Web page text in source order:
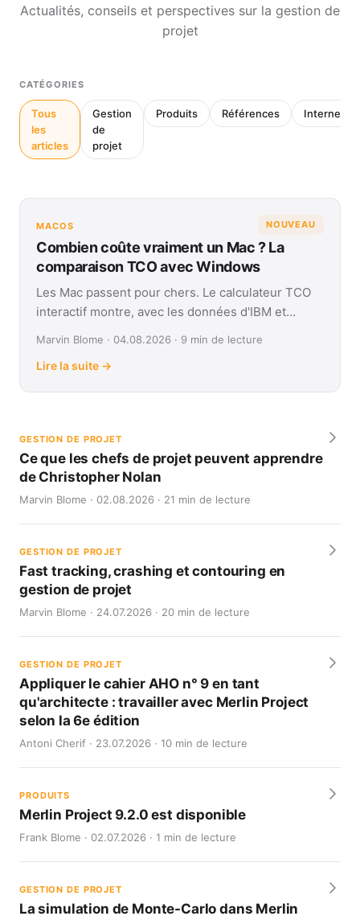
Actualités, conseils et perspectives sur la gestion de
projet
CATÉGORIES
Tous
les
articles
Gestion
de
projet
Produits Références Interne
NOUVEAU
MACOS
Combien coûte vraiment un Mac ? La
comparaison TCO avec Windows
Les Mac passent pour chers. Le calculateur TCO
interactif montre, avec les données d'IBM et
Marvin Blome · 04.08.2026 · 9 min de lecture
Lire la suite →
GESTION DE PROJET
Ce que les chefs de projet peuvent apprendre
de Christopher Nolan
Marvin Blome · 02.08.2026 · 21 min de lecture
GESTION DE PROJET
Fast tracking, crashing et contouring en
gestion de projet
Marvin Blome · 24.07.2026 · 20 min de lecture
GESTION DE PROJET
Appliquer le cahier AHO n° 9 en tant
qu'architecte : travailler avec Merlin Project
selon la 6e édition
Antoni Cherif · 23.07.2026 · 10 min de lecture
PRODUITS
Merlin Project 9.2.0 est disponible
Frank Blome · 02.07.2026 · 1 min de lecture
GESTION DE PROJET
La simulation de Monte-Carlo dans Merlin